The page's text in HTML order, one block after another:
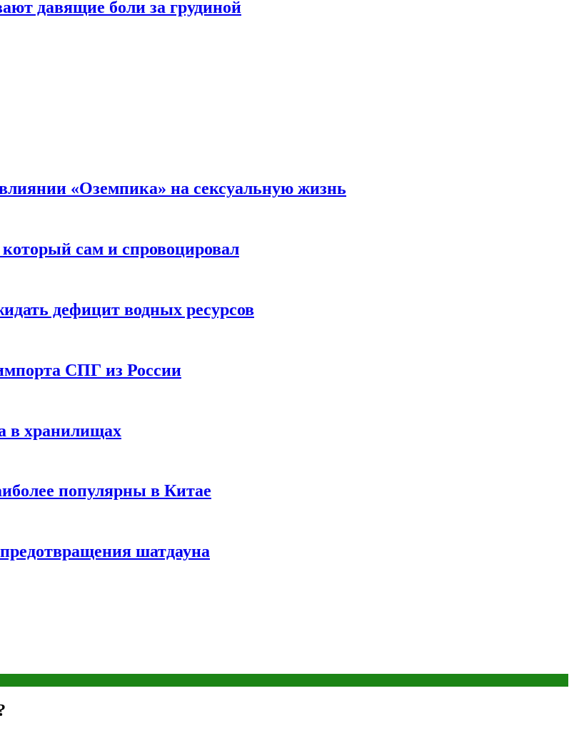
давящие боли за грудиной
«Оземпика» на сексуальную жизнь
сам и спровоцировал
дефицит водных ресурсов
СПГ из России
в хранилищах
популярны в Китае
шатдауна